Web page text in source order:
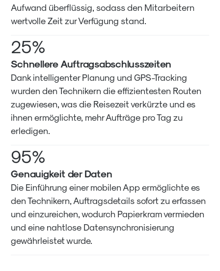
Aufwand überflüssig, sodass den Mitarbeitern
wertvolle Zeit zur Verfügung stand.
25%
Schnellere Auftragsabschlusszeiten
Dank intelligenter Planung und GPS-Tracking
wurden den Technikern die effizientesten Routen
zugewiesen, was die Reisezeit verkürzte und es
ihnen ermöglichte, mehr Aufträge pro Tag zu
erledigen.
95%
Genauigkeit der Daten
Die Einführung einer mobilen App ermöglichte es
den Technikern, Auftragsdetails sofort zu erfassen
und einzureichen, wodurch Papierkram vermieden
und eine nahtlose Datensynchronisierung
gewährleistet wurde.